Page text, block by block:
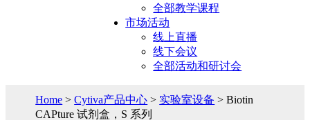
全部教学课程
市场活动
线上直播
线下会议
全部活动和研讨会
Home >Cytiva产品中心 > 实验室设备 > Biotin
CAPture 试剂盒，S 系列